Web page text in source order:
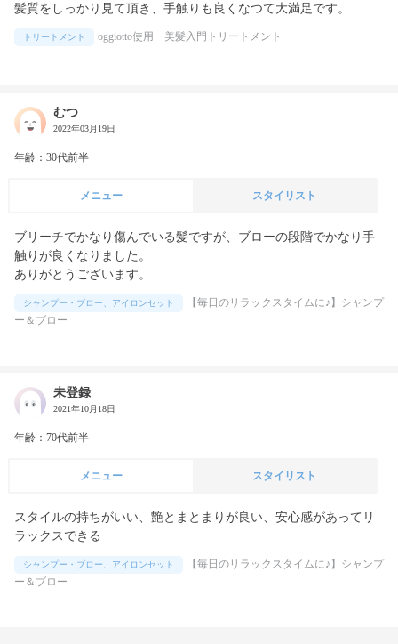
髪質をしっかり見て頂き、手触りも良くなつて大満足です。
トリートメント oggiotto使用 美髪入門トリートメント
むつ
2022年03月19日
年齢：30代前半
メニュー スタイリスト
ブリーチでかなり傷んでいる髪ですが、ブローの段階でかなり手
触りが良くなりました。
ありがとうございます。
シャンプー・ブロー、アイロンセット
【毎日のリラックスタイムに♪】シャンプ
ー＆ブロー
未登録
2021年10月18日
年齢：70代前半
メニュー スタイリスト
スタイルの持ちがいい、艶とまとまりが良い、安心感があってリ
ラックスできる
シャンプー・ブロー、アイロンセット
【毎日のリラックスタイムに♪】シャンプ
ー＆ブロー